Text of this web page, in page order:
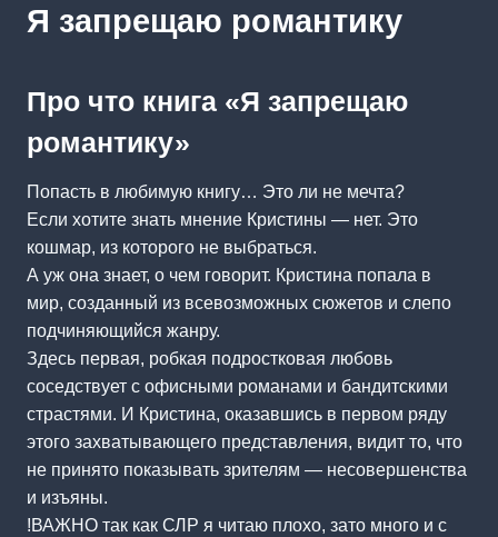
Я запрещаю романтику
Про что книга «Я запрещаю
романтику»
Попасть в любимую книгу… Это ли не мечта?
Если хотите знать мнение Кристины — нет. Это
кошмар, из которого не выбраться.
А уж она знает, о чем говорит. Кристина попала в
мир, созданный из всевозможных сюжетов и слепо
подчиняющийся жанру.
Здесь первая, робкая подростковая любовь
соседствует с офисными романами и бандитскими
страстями. И Кристина, оказавшись в первом ряду
этого захватывающего представления, видит то, что
не принято показывать зрителям — несовершенства
и изъяны.
!ВАЖНО так как СЛР я читаю плохо, зато много и с